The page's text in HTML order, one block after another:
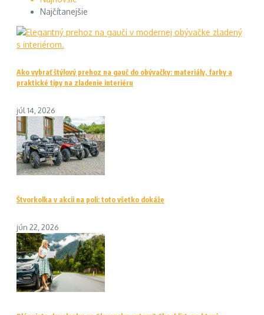
Najčítanejšie
Ako vybrať štýlový prehoz na gauč do obývačky: materiály, farby a
praktické tipy na zladenie interiéru
júl 14, 2026
Štvorkolka v akcii na poli: toto všetko dokáže
jún 22, 2026